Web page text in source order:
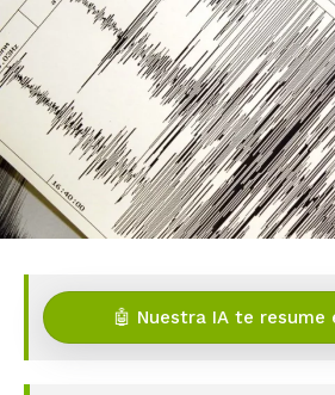
🤖 Nuestra IA te resume